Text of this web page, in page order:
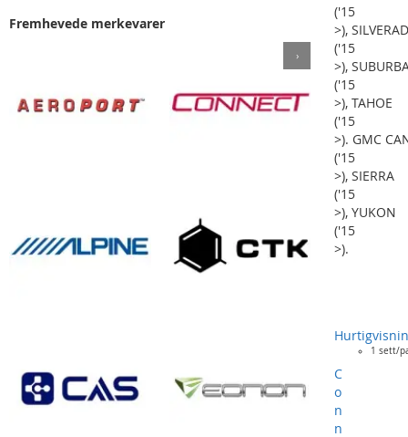
('15
>),
('15
>),
('15
>), TAHOE
('15
>). GMC
('15
>), SIERRA
('15
>), YUKON
('15
>).
1 sett/
C
o
n
n
Fremhevede merkevarer
›